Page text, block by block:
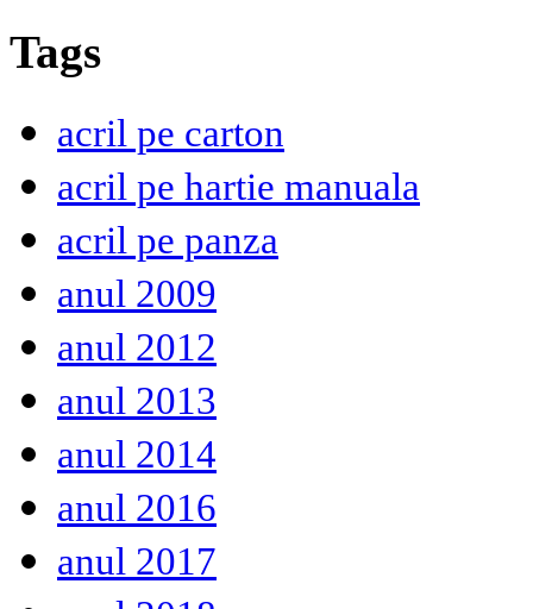
Tags
acril pe carton
acril pe hartie manuala
acril pe panza
anul 2009
anul 2012
anul 2013
anul 2014
anul 2016
anul 2017